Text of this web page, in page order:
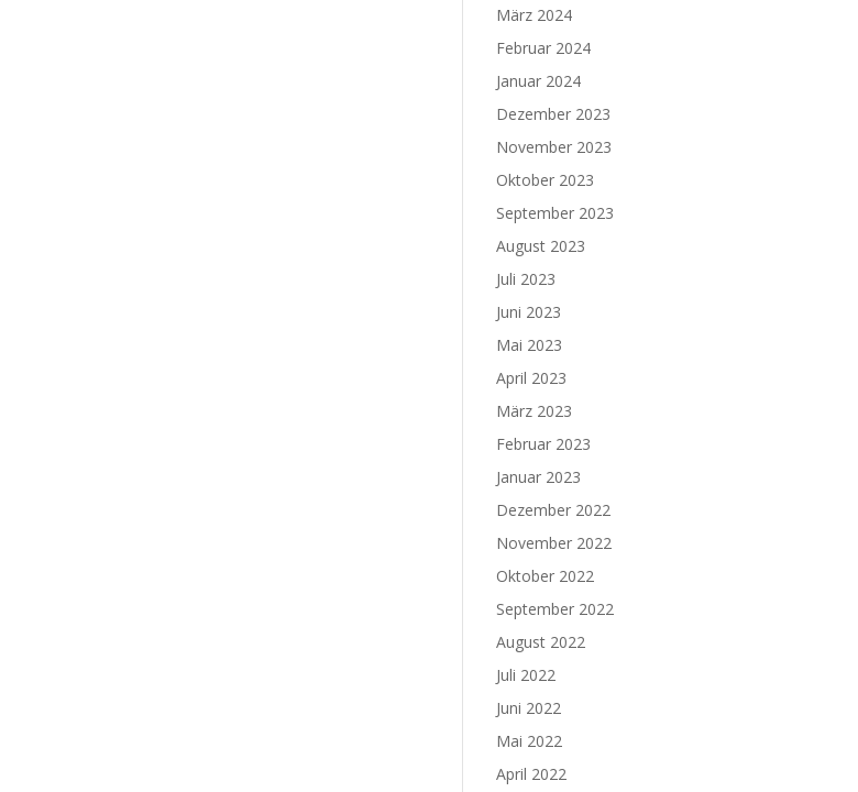
März 2024
Februar 2024
Januar 2024
Dezember 2023
November 2023
Oktober 2023
September 2023
August 2023
Juli 2023
Juni 2023
Mai 2023
April 2023
März 2023
Februar 2023
Januar 2023
Dezember 2022
November 2022
Oktober 2022
September 2022
August 2022
Juli 2022
Juni 2022
Mai 2022
April 2022